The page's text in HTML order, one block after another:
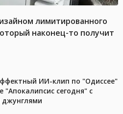
лимитированного
наконец-то получит
ИИ-клип по "Одиссее"
"Апокалипсис сегодня" с
джунглями